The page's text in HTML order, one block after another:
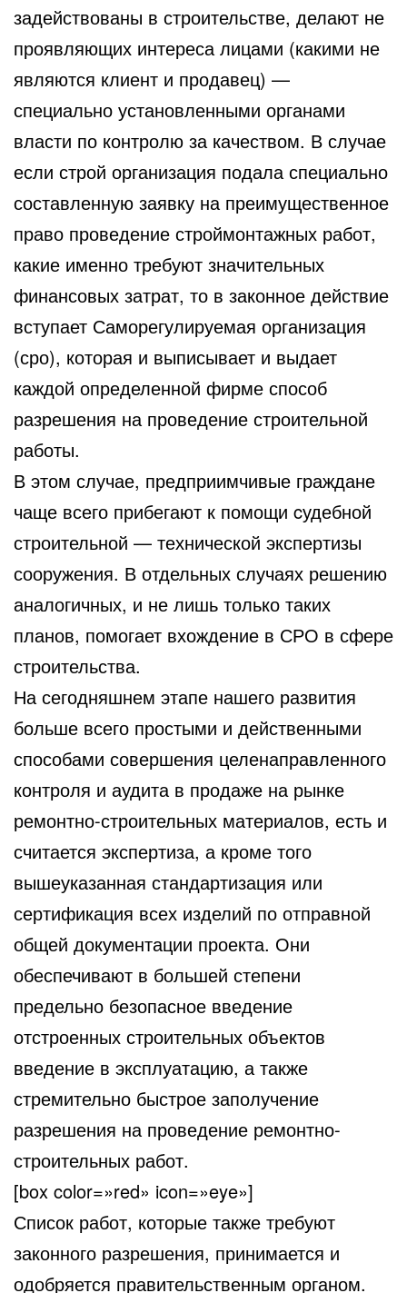
задействованы в строительстве, делают не
проявляющих интереса лицами (какими не
являются клиент и продавец) —
специально установленными органами
власти по контролю за качеством. В случае
если строй организация подала специально
составленную заявку на преимущественное
право проведение строймонтажных работ,
какие именно требуют значительных
финансовых затрат, то в законное действие
вступает Саморегулируемая организация
(сро), которая и выписывает и выдает
каждой определенной фирме способ
разрешения на проведение строительной
работы.
В этом случае, предприимчивые граждане
чаще всего прибегают к помощи cудебной
строительной — технической экспертизы
сооружения. В отдельных случаях решению
аналогичных, и не лишь только таких
планов, помогает вхождение в СРО в сфере
строительства.
На сегодняшнем этапе нашего развития
больше всего простыми и действенными
способами совершения целенаправленного
контроля и аудита в продаже на рынке
ремонтно-строительных материалов, есть и
считается экспертиза, а кроме того
вышеуказанная стандартизация или
сертификация всех изделий по отправной
общей документации проекта. Они
обеспечивают в большей степени
предельно безопасное введение
отстроенных строительных объектов
введение в эксплуатацию, а также
стремительно быстрое заполучение
разрешения на проведение ремонтно-
строительных работ.
[box color=»red» icon=»eye»]
Список работ, которые также требуют
законного разрешения, принимается и
одобряется правительственным органом.